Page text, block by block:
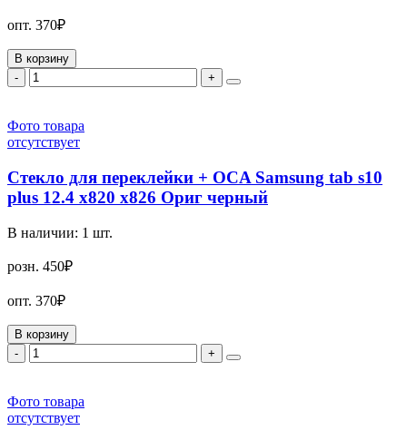
опт. 370₽
В корзину
-
+
Фото товара
отсутствует
Стекло для переклейки + OCA Samsung tab s10
plus 12.4 x820 x826 Ориг черный
В наличии: 1 шт.
розн. 450₽
опт. 370₽
В корзину
-
+
Фото товара
отсутствует